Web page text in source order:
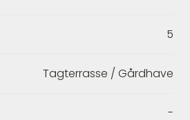
5
Tagterrasse / Gårdhave
-